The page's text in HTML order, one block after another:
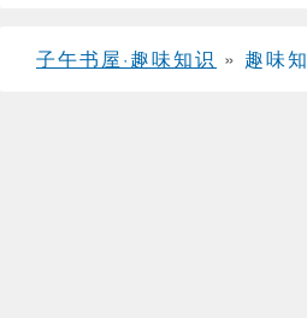
子午书屋·趣味知识 » 趣味